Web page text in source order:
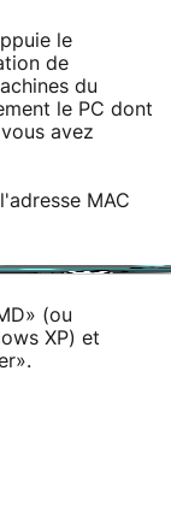
le
de
du
le PC dont
avez
MAC
(ou
XP) et